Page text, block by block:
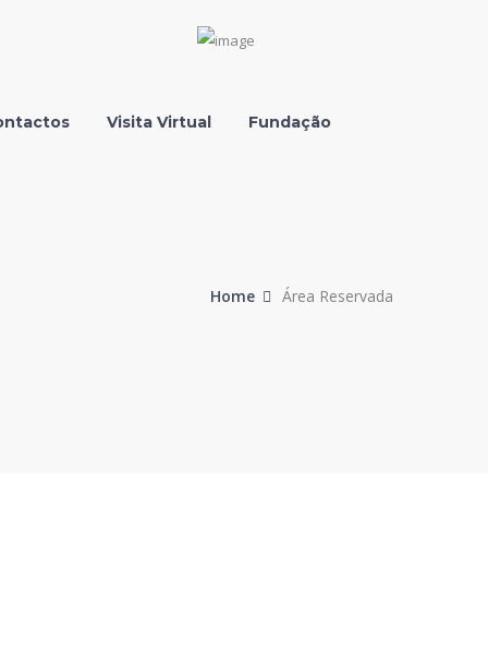
Visita Virtual Fundação
Home Área Reservada